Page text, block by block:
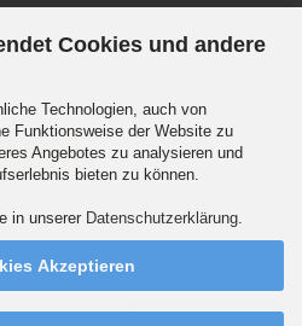
Cookies und andere
Technologien, auch von
Funktionsweise der Website zu
Angebotes zu analysieren und
bieten zu können.
in unserer Datenschutzerklärung
Akzeptieren
Standard 5.90 Euro innerhalb
Vertrag widerrufen